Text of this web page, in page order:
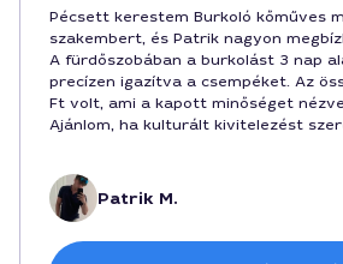
Pécsett kerestem Burkoló kőműves
szakembert, és Patrik nagyon
A fürdőszobában a burkolást 3 nap
precízen igazítva a csempéket. Az
Ft volt, ami a kapott minőséget
Ajánlom, ha kulturált kivitelezést
Patrik M.